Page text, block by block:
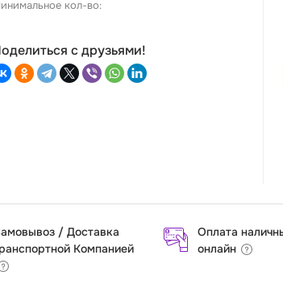
кол-во:
с друзьями!
/ Доставка
Компанией
Оплата
онлайн